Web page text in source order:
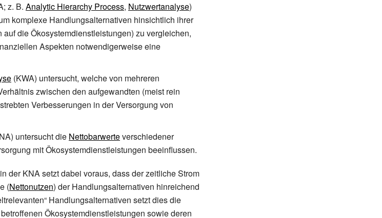
z. B. Analytic Hierarchy Process, Nutzwertanalyse)
komplexe Handlungsalternativen hinsichtlich ihrer
auf die Ökosystemdienstleistungen) zu vergleichen,
Aspekten notwendigerweise eine
(KWA) untersucht, welche von mehreren
zwischen den aufgewandten (meist rein
Verbesserungen in der Versorgung von
untersucht die Nettobarwerteverschiedener
mit Ökosystemdienstleistungen beeinflussen.
in der KNA setzt dabei voraus, dass der zeitliche Strom
(Nettonutzen) der Handlungsalternativen hinreichend
Handlungsalternativen setzt dies die
Ökosystemdienstleistungen sowie deren